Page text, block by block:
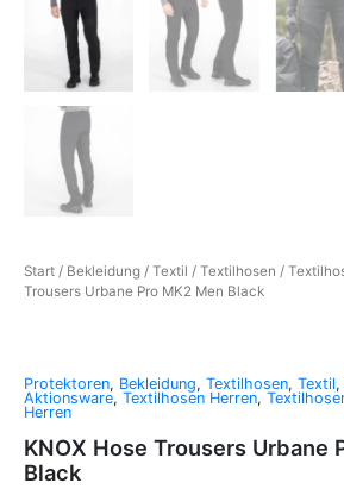
Start / Bekleidung / Textil / Textilhosen /
Trousers Urbane Pro MK2 Men Black
Protektoren, Bekleidung, Textilhosen, Textil,
Aktionsware, Textilhosen Herren,
Herren
KNOX Hose Trousers Urbane
Black